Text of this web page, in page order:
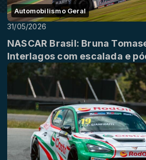
Automobilismo Geral
31/05/2026
NASCAR Brasil: Bruna
Interlagos com escalada e